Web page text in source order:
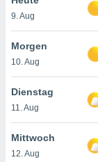
oder
Partner
es uns
das
der
Profil zu
Ihnen
9. Aug
Morgen
10. Aug
Dienstag
11. Aug
Mittwoch
12. Aug